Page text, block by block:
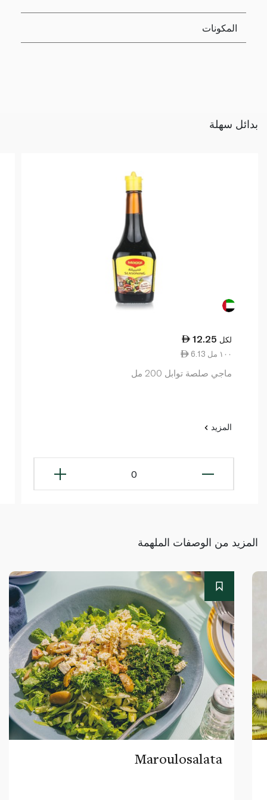
المكونات
بدائل سهلة
12.25 لكل
6.13 ١٠٠ مل
ماجي صلصة توابل 200 مل
المزيد
0
المزيد من الوصفات الملهمة
Maroulosalata